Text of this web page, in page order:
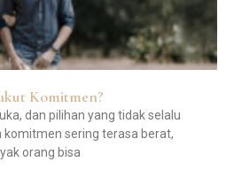
Komitmen?
dan pilihan yang tidak selalu
komitmen sering terasa berat,
orang bisa